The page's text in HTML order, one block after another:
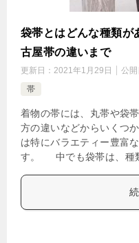
袋帯とはどんな種類が
古屋帯の違いまで
更新日： 2021年1月29日 公開
帯
着物の帯には、丸帯や袋
方の違いなどからいくつ
は特にバラエティー豊富
す。 中でも袋帯は、種